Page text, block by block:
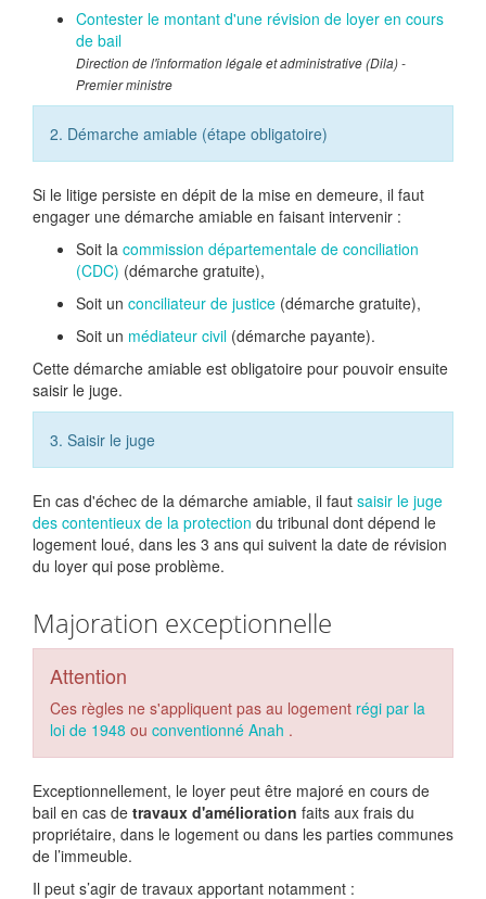
Contester le montant d'une révision de loyer en cours
de bail
Direction de l'information légale et administrative (Dila) -
Premier ministre
2. Démarche amiable (étape obligatoire)
Si le litige persiste en dépit de la mise en demeure, il faut
engager une démarche amiable en faisant intervenir :
Soit la commission départementale de conciliation
(CDC) (démarche gratuite),
Soit un conciliateur de justice (démarche gratuite),
Soit un médiateur civil (démarche payante).
Cette démarche amiable est obligatoire pour pouvoir ensuite
saisir le juge.
3. Saisir le juge
En cas d'échec de la démarche amiable, il faut saisir le juge
des contentieux de la protection du tribunal dont dépend le
logement loué, dans les 3 ans qui suivent la date de révision
du loyer qui pose problème.
Majoration exceptionnelle
Attention
Ces règles ne s'appliquent pas au logement régi par la
loi de 1948 ou conventionné Anah .
Exceptionnellement, le loyer peut être majoré en cours de
bail en cas de travaux d'amélioration faits aux frais du
propriétaire, dans le logement ou dans les parties communes
de l’immeuble.
Il peut s’agir de travaux apportant notamment :